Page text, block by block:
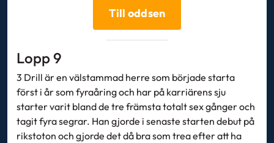
Till oddsen
Lopp 9
3 Drill är en välstammad herre som började starta
först i år som fyraåring och har på karriärens sju
starter varit bland de tre främsta totalt sex gånger och
tagit fyra segrar. Han gjorde i senaste starten debut på
rikstoton och gjorde det då bra som trea efter att ha